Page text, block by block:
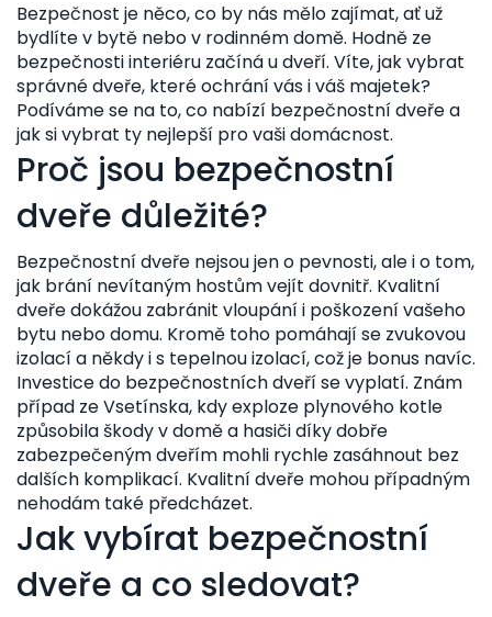
Bezpečnost je něco, co by nás mělo zajímat, ať už
bydlíte v bytě nebo v rodinném domě. Hodně ze
bezpečnosti interiéru začíná u dveří. Víte, jak vybrat
správné dveře, které ochrání vás i váš majetek?
Podíváme se na to, co nabízí bezpečnostní dveře a
jak si vybrat ty nejlepší pro vaši domácnost.
Proč jsou bezpečnostní
dveře důležité?
Bezpečnostní dveře nejsou jen o pevnosti, ale i o tom,
jak brání nevítaným hostům vejít dovnitř. Kvalitní
dveře dokážou zabránit vloupání i poškození vašeho
bytu nebo domu. Kromě toho pomáhají se zvukovou
izolací a někdy i s tepelnou izolací, což je bonus navíc.
Investice do bezpečnostních dveří se vyplatí. Znám
případ ze Vsetínska, kdy exploze plynového kotle
způsobila škody v domě a hasiči díky dobře
zabezpečeným dveřím mohli rychle zasáhnout bez
dalších komplikací. Kvalitní dveře mohou případným
nehodám také předcházet.
Jak vybírat bezpečnostní
dveře a co sledovat?